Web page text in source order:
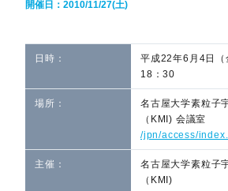
開催日：2010/11/27(土)
日時：
平成22年6月4日
18：30
場所：
名古屋大学素粒子
（KMI) 会議室
/jpn/access/
主催：
名古屋大学素粒子
（KMI)